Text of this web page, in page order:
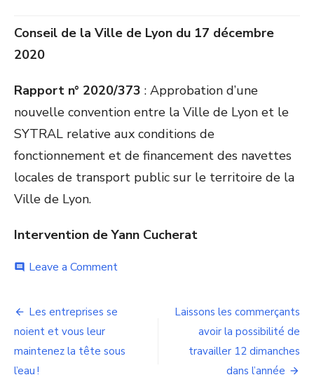
Conseil de la Ville de Lyon du 17 décembre
2020
Rapport n° 2020/373 : Approbation d’une
nouvelle convention entre la Ville de Lyon et le
SYTRAL relative aux conditions de
fonctionnement et de financement des navettes
locales de transport public sur le territoire de la
Ville de Lyon.
Intervention de Yann Cucherat
comment Leave a Commenton
de
Navigation
de
l’article
Les entreprises se
noient et vous leur
maintenez la tête sous
l’eau !
Laissons les commerçants
avoir la possibilité de
travailler 12 dimanches
dans l’année